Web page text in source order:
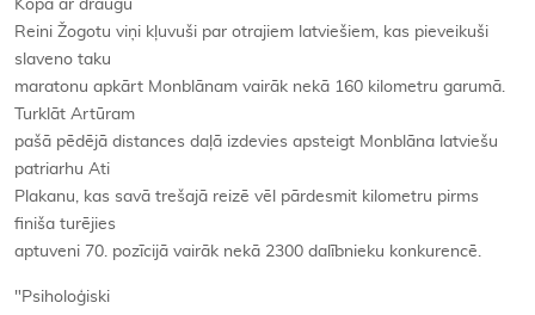
Kopā ar draugu
Reini Žogotu viņi kļuvuši par otrajiem latviešiem, kas pieveikuši
slaveno taku
maratonu apkārt Monblānam vairāk nekā 160 kilometru garumā.
Turklāt Artūram
pašā pēdējā distances daļā izdevies apsteigt Monblāna latviešu
patriarhu Ati
Plakanu, kas savā trešajā reizē vēl pārdesmit kilometru pirms
finiša turējies
aptuveni 70. pozīcijā vairāk nekā 2300 dalībnieku konkurencē.
"Psiholoģiski